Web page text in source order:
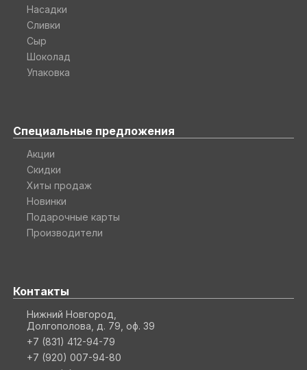
Насадки
Сливки
Сыр
Шоколад
Упаковка
Специальные предложения
Акции
Скидки
Хиты продаж
Новинки
Подарочные карты
Производители
Контакты
Нижний Новгород,
Долгополова, д. 79, оф. 39
+7 (831) 412-94-79
+7 (920) 007-94-80